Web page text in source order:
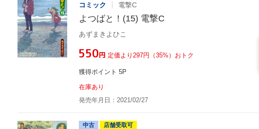
コミック 電撃C
よつばと！(15) 電撃C
あずまきよひこ
¥550円 定価より297円（35%）おトク
獲得ポイント 5P
在庫あり
発売年月日：2021/02/27
中古 店舗受取可